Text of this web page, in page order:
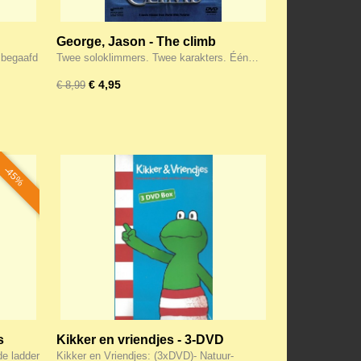
George, Jason - The climb
Twee soloklimmers. Twee karakters. Één…
€ 8,99 € 4,95
-45%
ladder
Kikker en vriendjes - 3-DVD
Kikker en Vriendjes: (3xDVD)- Natuur-